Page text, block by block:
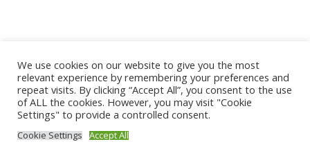
© 2026 BREADCRUMB.FR. Construit avec WordPress
etColibriWP Theme.
We use cookies on our website to give you the most
relevant experience by remembering your preferences and
repeat visits. By clicking “Accept All”, you consent to the use
of ALL the cookies. However, you may visit "Cookie
Settings" to provide a controlled consent.
Cookie Settings Accept All